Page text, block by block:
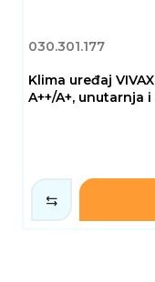
030.301.177
Klima uređaj
A++/A+, unutarnja